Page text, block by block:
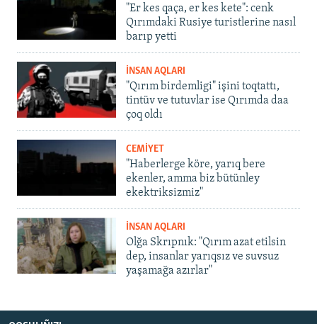
"Er kes qaça, er kes kete": cenk
Qırımdaki Rusiye turistlerine nasıl
barıp yetti
İNSAN AQLARI
"Qırım birdemligi" işini toqtattı,
tintüv ve tutuvlar ise Qırımda daa
çoq oldı
CEMİYET
"Haberlerge köre, yarıq bere
ekenler, amma biz bütünley
ekektriksizmiz"
İNSAN AQLARI
Olğa Skrıpnık: "Qırım azat etilsin
dep, insanlar yarıqsız ve suvsuz
yaşamağa azırlar"